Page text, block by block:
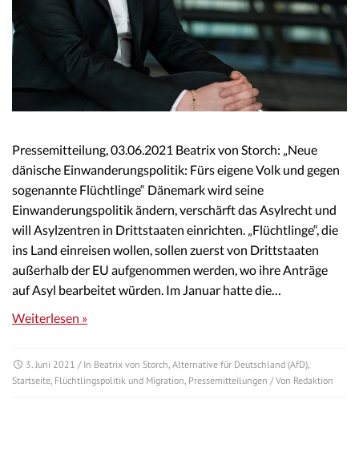
Pressemitteilung, 03.06.2021 Beatrix von Storch: „Neue
dänische Einwanderungspolitik: Fürs eigene Volk und gegen
sogenannte Flüchtlinge“ Dänemark wird seine
Einwanderungspolitik ändern, verschärft das Asylrecht und
will Asylzentren in Drittstaaten einrichten. „Flüchtlinge“, die
ins Land einreisen wollen, sollen zuerst von Drittstaaten
außerhalb der EU aufgenommen werden, wo ihre Anträge
auf Asyl bearbeitet würden. Im Januar hatte die…
Weiterlesen »
3. Juni 2021 / In Beatrix von Storch Alternative für Deutschland (AfD)
Startseite Flüchtlingspolitik und Migration Pressemitteilungen / Von Redaktion